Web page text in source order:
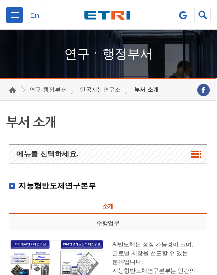
En
연구ㆍ행정부서
연구·행정부서 인공지능연구소 부서 소개
부서 소개
메뉴를 선택하세요.
지능형반도체연구본부
소개
수행업무
AI반도체는 성장 가능성이 크며,
글로벌 시장을 선도할 수 있는
분야입니다.
지능형반도체연구본부는 인간의